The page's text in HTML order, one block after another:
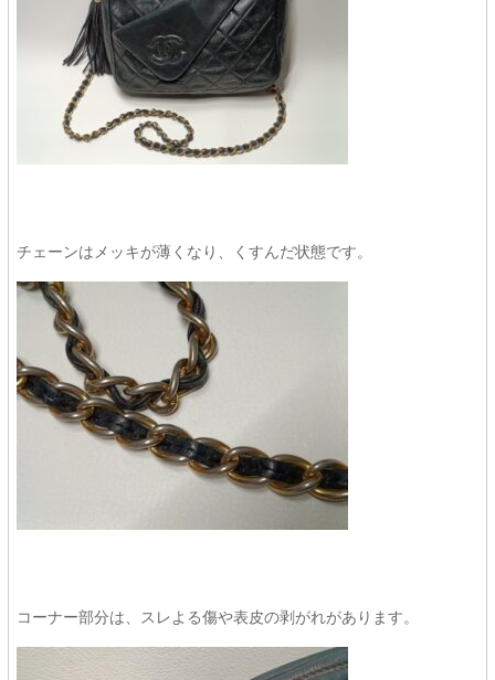
チェーンはメッキが薄くなり、くすんだ状態です。
コーナー部分は、スレよる傷や表皮の剥がれがあります。